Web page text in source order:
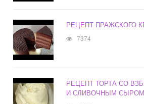
РЕЦЕПТ ПРАЖСКОГО
7374
РЕЦЕПТ ТОРТА СО
И СЛИВОЧНЫМ СЫРОМ